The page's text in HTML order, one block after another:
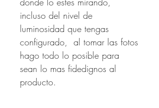
incluso del nivel de
luminosidad que tengas
configurado, al tomar las fotos
hago todo lo posible para
sean lo mas fidedignos al
producto.